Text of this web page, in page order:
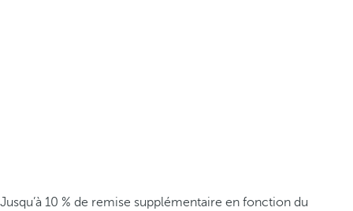
Jusqu’à 10 % de remise supplémentaire en fonction du